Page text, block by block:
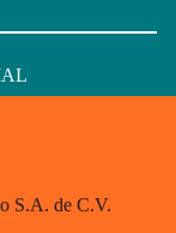
S.A. de C.V.